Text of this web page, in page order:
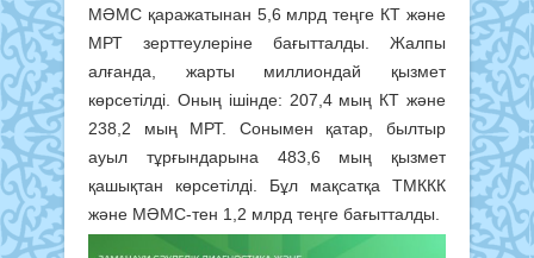
МӘМС қаражатынан 5,6 млрд теңге КТ және
МРТ зерттеулеріне бағытталды. Жалпы
алғанда, жарты миллиондай қызмет
көрсетілді. Оның ішінде: 207,4 мың КТ және
238,2 мың МРТ. Сонымен қатар, былтыр
ауыл тұрғындарына 483,6 мың қызмет
қашықтан көрсетілді. Бұл мақсатқа ТМККК
және МӘМС-тен 1,2 млрд теңге бағытталды.